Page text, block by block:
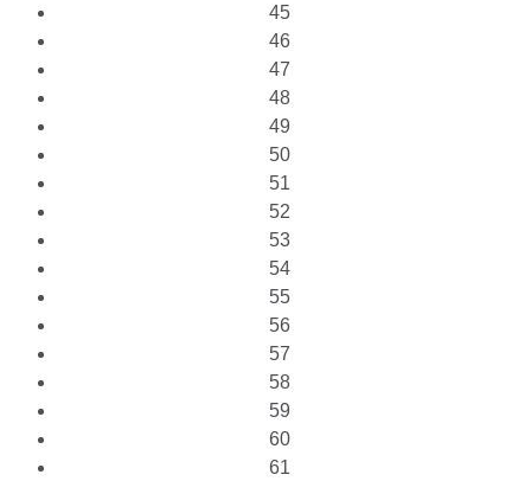
45
46
47
48
49
50
51
52
53
54
55
56
57
58
59
60
61